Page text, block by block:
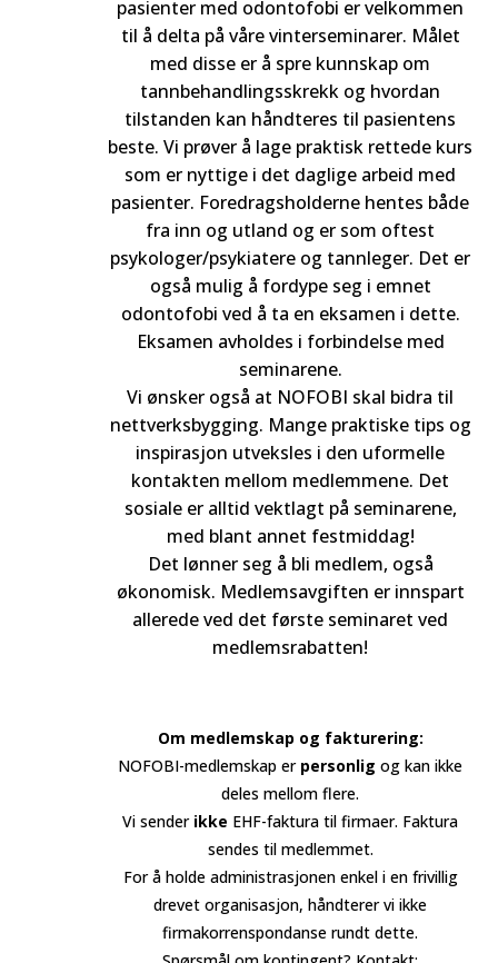
pasienter med odontofobi er velkommen
til å delta på våre vinterseminarer. Målet
med disse er å spre kunnskap om
tannbehandlingsskrekk og hvordan
tilstanden kan håndteres til pasientens
beste. Vi prøver å lage praktisk rettede kurs
som er nyttige i det daglige arbeid med
pasienter. Foredragsholderne hentes både
fra inn og utland og er som oftest
psykologer/psykiatere og tannleger. Det er
også mulig å fordype seg i emnet
odontofobi ved å ta en eksamen i dette.
Eksamen avholdes i forbindelse med
seminarene.
Vi ønsker også at NOFOBI skal bidra til
nettverksbygging. Mange praktiske tips og
inspirasjon utveksles i den uformelle
kontakten mellom medlemmene. Det
sosiale er alltid vektlagt på seminarene,
med blant annet festmiddag!
Det lønner seg å bli medlem, også
økonomisk. Medlemsavgiften er innspart
allerede ved det første seminaret ved
medlemsrabatten!
Om medlemskap og fakturering:
NOFOBI-medlemskap er personlig og kan ikke
deles mellom flere.
Vi sender ikke EHF-faktura til firmaer. Faktura
sendes til medlemmet.
For å holde administrasjonen enkel i en frivillig
drevet organisasjon, håndterer vi ikke
firmakorrenspondanse rundt dette.